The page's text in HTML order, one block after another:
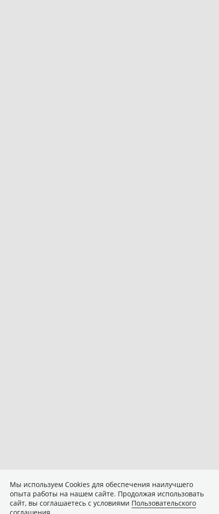
Мы используем Сookies для обеспечения наилучшего
опыта работы на нашем сайте. Продолжая использовать
сайт, вы соглашаетесь с условиями Пользовательского